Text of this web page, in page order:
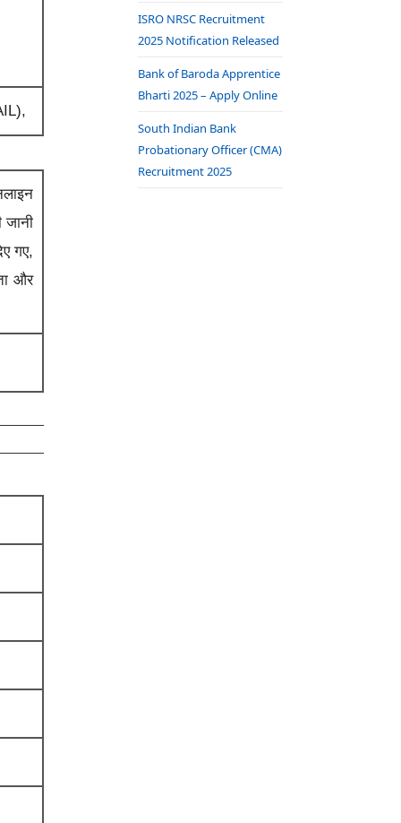
जानी
गए,
और
ISRO NRSC Recruitment
2025 Notification Released
Bank of Baroda Apprentice
Bharti 2025 – Apply Online
South Indian Bank
Probationary Officer (CMA)
Recruitment 2025